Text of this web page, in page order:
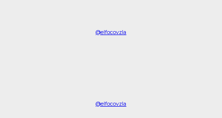
@elfocovzla
@elfocovzla